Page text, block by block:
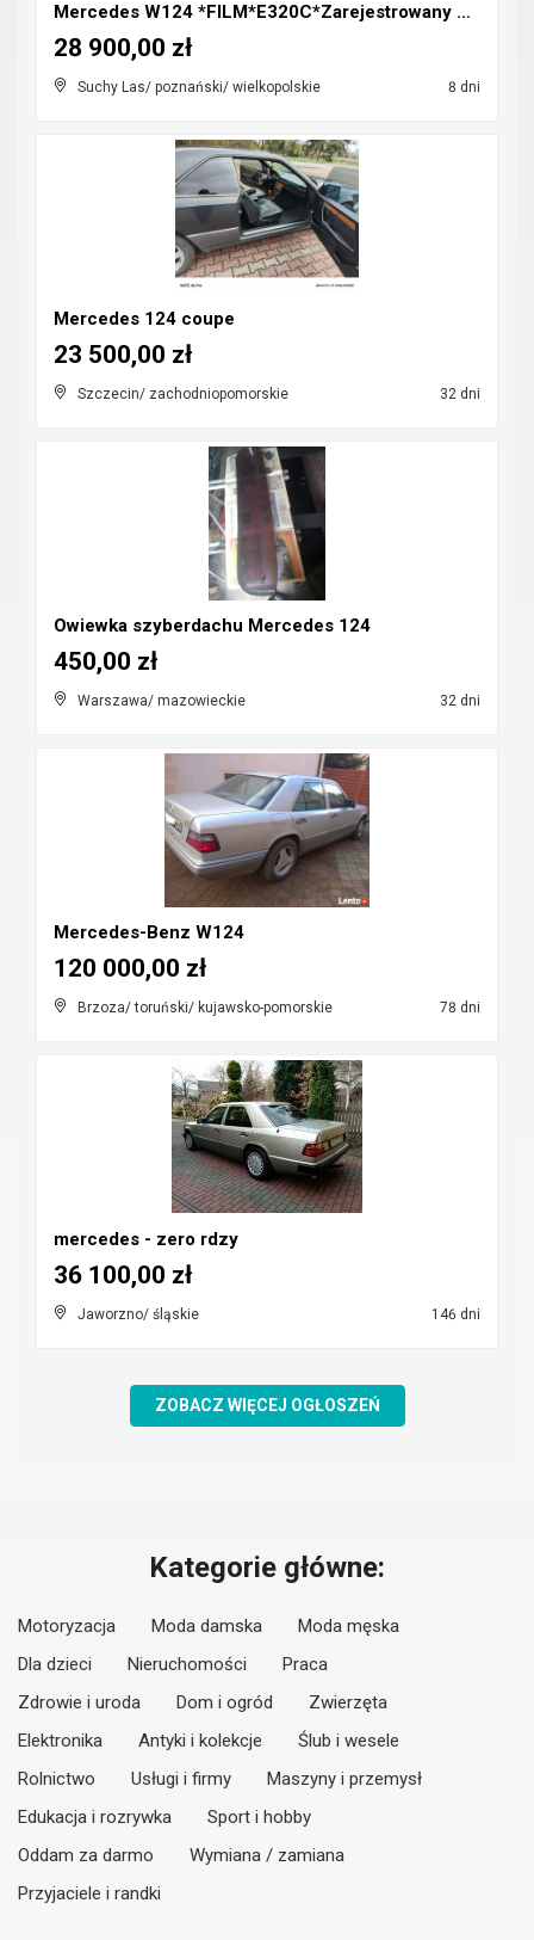
Mercedes W124 *FILM*E320C*Zarejestrowany w Polsce*...
Suchy Las/ poznański/ wielkopolskie 8 dni
28 900,00 zł
Mercedes 124 coupe
Szczecin/ zachodniopomorskie 32 dni
23 500,00 zł
Owiewka szyberdachu Mercedes 124
Warszawa/ mazowieckie 32 dni
450,00 zł
Mercedes-Benz W124
Brzoza/ toruński/ kujawsko-pomorskie 78 dni
120 000,00 zł
mercedes - zero rdzy
Jaworzno/ śląskie 146 dni
36 100,00 zł
ZOBACZ WIĘCEJ OGŁOSZEŃ
Kategorie główne:
Motoryzacja Moda damska
Moda męska
Dla dzieci
Nieruchomości
Praca
Zdrowie i uroda
Dom i ogród
Zwierzęta
Elektronika
Antyki i kolekcje
Ślub i wesele
Rolnictwo
Usługi i firmy
Maszyny i przemysł
Edukacja i rozrywka
Sport i hobby
Oddam za darmo
Wymiana / zamiana
Przyjaciele i randki